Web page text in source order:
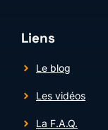
Liens
Le blog
Les vidéos
La F.A.Q.